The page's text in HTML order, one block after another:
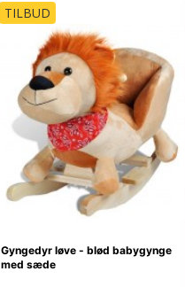
TILBUD
Gyngedyr løve - blød babygynge
med sæde